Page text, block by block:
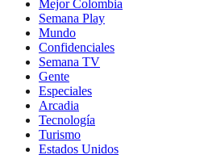
Mejor Colombia
Semana Play
Mundo
Confidenciales
Semana TV
Gente
Especiales
Arcadia
Tecnología
Turismo
Estados Unidos